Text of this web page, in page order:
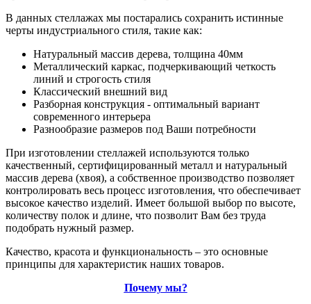
В данных стеллажах мы постарались сохранить истинные
черты индустриального стиля, такие как:
Натуральный массив дерева, толщина 40мм
Металлический каркас, подчеркивающий четкость
линий и строгость стиля
Классический внешний вид
Разборная конструкция - оптимальный вариант
современного интерьера
Разнообразие размеров под Ваши потребности
При изготовлении стеллажей используются только
качественный, сертифицированный металл и натуральный
массив дерева (хвоя), а собственное производство позволяет
контролировать весь процесс изготовления, что обеспечивает
высокое качество изделий. Имеет большой выбор по высоте,
количеству полок и длине, что позволит Вам без труда
подобрать нужный размер.
Качество, красота и функциональность – это основные
принципы для характеристик наших товаров.
Почему мы?